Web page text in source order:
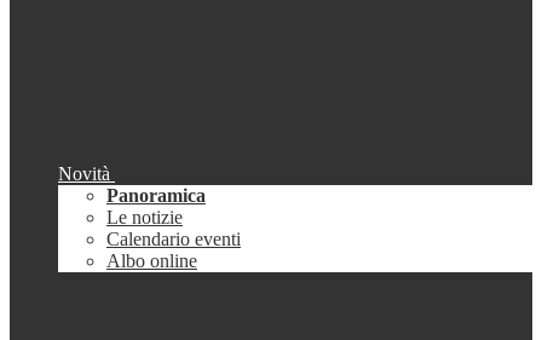
Novità
Panoramica
Le notizie
Calendario eventi
Albo online